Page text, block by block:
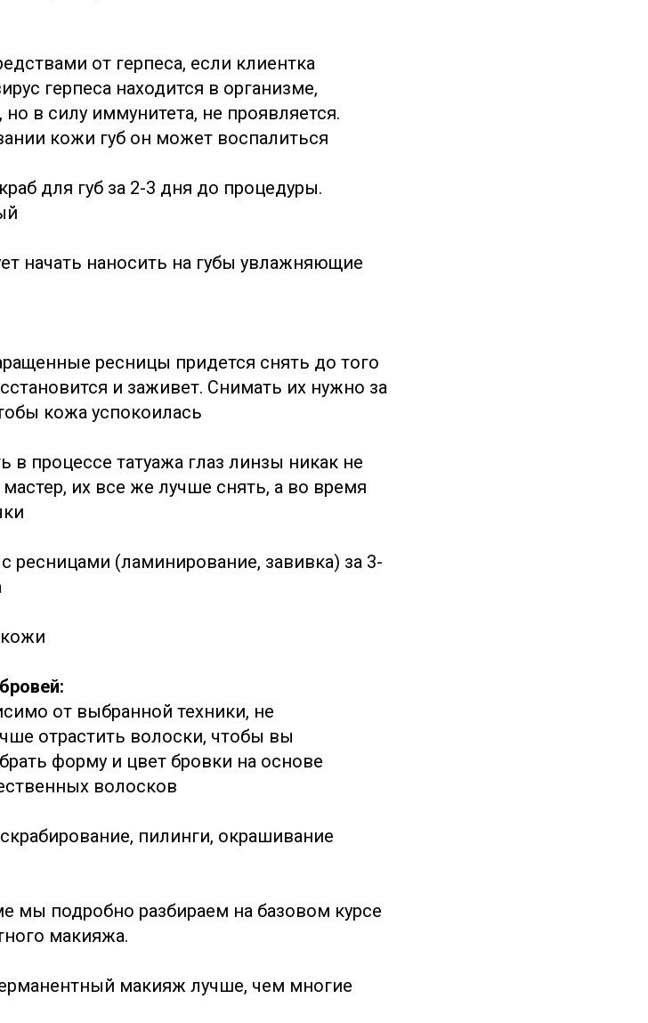
от герпеса, если клиентка
герпеса находится в организме,
в силу иммунитета, не проявляется.
кожи губ он может воспалиться
для губ за 2-3 дня до процедуры.
начать наносить на губы увлажняющие
ресницы придется снять до того
и заживет. Снимать их нужно за
кожа успокоилась
процессе татуажа глаз линзы никак не
их все же лучше снять, а во время
ресницами (ламинирование, завивка) за 3-
от выбранной техники, не
отрастить волоски, чтобы вы
форму и цвет бровки на основе
волосков
пилинги, окрашивание
подробно разбираем на базовом курсе
макияжа.
макияж лучше, чем многие